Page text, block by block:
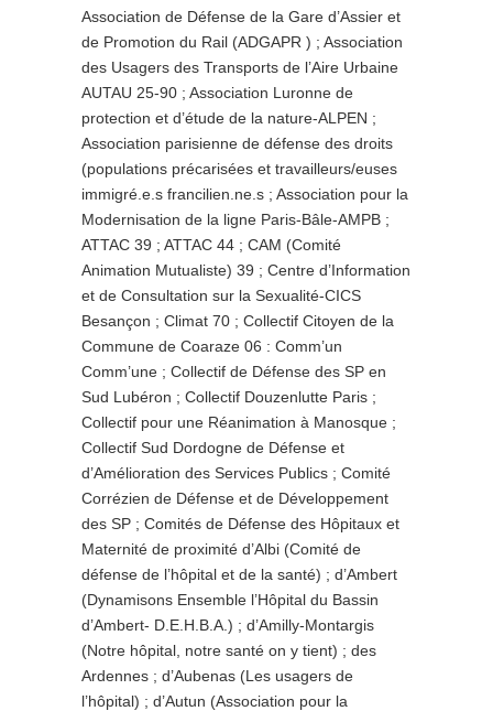
Association de Défense de la Gare d’Assier et
de Promotion du Rail (ADGAPR ) ; Association
des Usagers des Transports de l’Aire Urbaine
AUTAU 25-90 ; Association Luronne de
protection et d’étude de la nature-ALPEN ;
Association parisienne de défense des droits
(populations précarisées et travailleurs/euses
immigré.e.s francilien.ne.s ; Association pour la
Modernisation de la ligne Paris-Bâle-AMPB ;
ATTAC 39 ; ATTAC 44 ; CAM (Comité
Animation Mutualiste) 39 ; Centre d’Information
et de Consultation sur la Sexualité-CICS
Besançon ; Climat 70 ; Collectif Citoyen de la
Commune de Coaraze 06 : Comm’un
Comm’une ; Collectif de Défense des SP en
Sud Lubéron ; Collectif Douzenlutte Paris ;
Collectif pour une Réanimation à Manosque ;
Collectif Sud Dordogne de Défense et
d’Amélioration des Services Publics ; Comité
Corrézien de Défense et de Développement
des SP ; Comités de Défense des Hôpitaux et
Maternité de proximité d’Albi (Comité de
défense de l’hôpital et de la santé) ; d’Ambert
(Dynamisons Ensemble l’Hôpital du Bassin
d’Ambert- D.E.H.B.A.) ; d’Amilly-Montargis
(Notre hôpital, notre santé on y tient) ; des
Ardennes ; d’Aubenas (Les usagers de
l’hôpital) ; d’Autun (Association pour la